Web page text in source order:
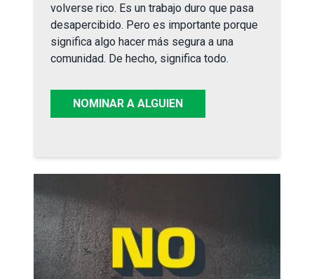
volverse rico. Es un trabajo duro que pasa
desapercibido. Pero es importante porque
significa algo hacer más segura a una
comunidad. De hecho, significa todo.
NOMINAR A ALGUIEN